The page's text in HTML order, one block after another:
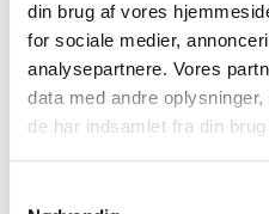
din brug af vores
for sociale medier,
analysepartnere. Vores
data med andre
de har indsamlet fra din
Kjolen sidder let løst fra
Mere information